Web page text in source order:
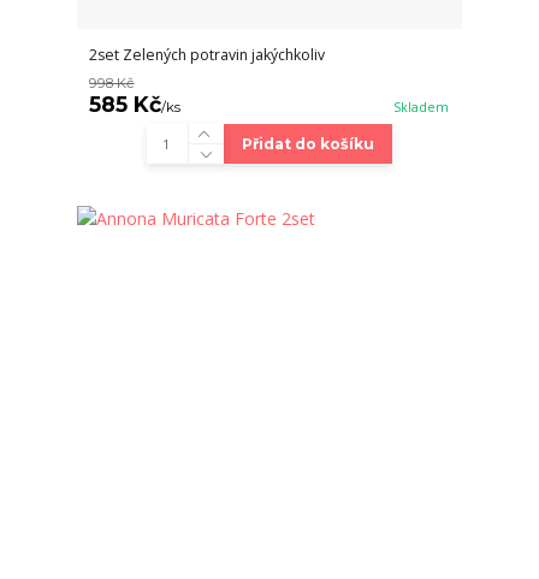
2set Zelených potravin jakýchkoliv
998 Kč
585 Kč/ks Skladem
Přidat do košíku